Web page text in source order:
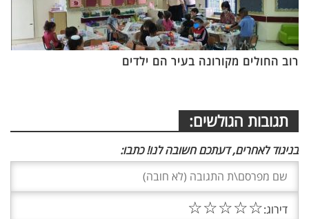
רוב החולים מקורונה בעיר הם ילדים
תגובות הגולשים:
בניגוד לאחרים, דעתכם חשובה לנו! כתבו:
דירוג:☆
☆
☆
☆
☆